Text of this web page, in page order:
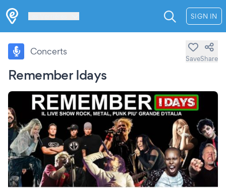
SIGN IN
Remember Idays
Concerts
SaveShare